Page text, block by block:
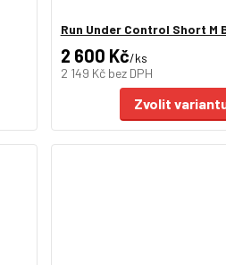
Run Under Control Short M
2 600 Kč/ks
2 149 Kč bez DPH
Zvolit